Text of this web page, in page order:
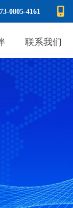
0805-4161
联系我们